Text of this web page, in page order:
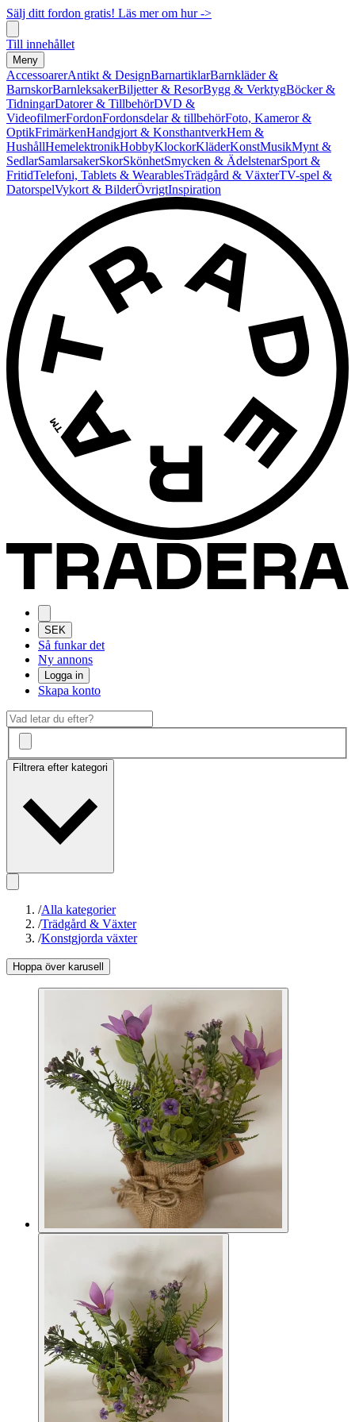
Sälj ditt fordon gratis! Läs mer om hur ->
Till innehållet
Meny
AccessoarerAntikt & DesignBarnartiklarBarnkläder &
BarnskorBarnleksakerBiljetter & ResorBygg & VerktygBöcker &
TidningarDatorer & TillbehörDVD &
VideofilmerFordonFordonsdelar & tillbehörFoto, Kameror &
OptikFrimärkenHandgjort & KonsthantverkHem &
HushållHemelektronikHobbyKlockorKläderKonstMusikMynt &
SedlarSamlarsakerSkorSkönhetSmycken & ÄdelstenarSport &
FritidTelefoni, Tablets & WearablesTrädgård & VäxterTV-spel &
DatorspelVykort & BilderÖvrigtInspiration
SEK
Så funkar det
Ny annons
Logga in
Skapa konto
Filtrera efter kategori
/Alla kategorier
/Trädgård & Växter
/Konstgjorda växter
Hoppa över karusell